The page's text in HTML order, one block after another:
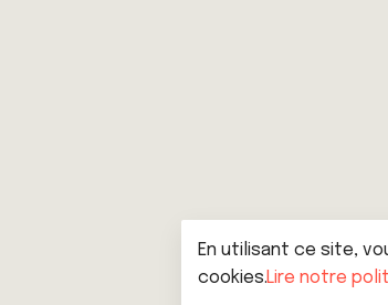
En utilisant ce site,
cookies.Lire notre